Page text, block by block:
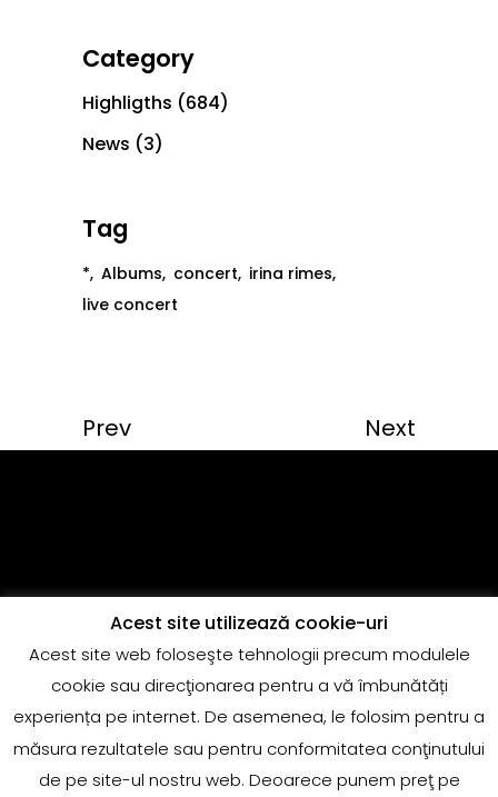
Category
Highligths (684)
News (3)
Tag
* Albums concert irina rimes
live concert
Prev Next
Copyright @Quantum Music
adrian.marin@globalrecords.com
Acest site utilizează cookie-uri
Acest site web foloseşte tehnologii precum modulele
cookie sau direcţionarea pentru a vă îmbunătăți
experiența pe internet. De asemenea, le folosim pentru a
măsura rezultatele sau pentru conformitatea conţinutului
de pe site-ul nostru web. Deoarece punem preţ pe